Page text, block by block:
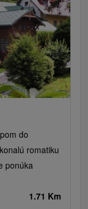
do
romatiku
ponúka
1.71 Km